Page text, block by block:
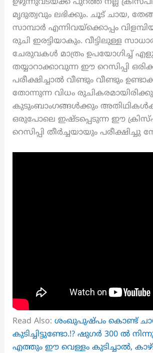
ഉഴുന്നുവടയ്ക്ക് പുറത്ത് നല്ല
മൃദുത്വവും ലഭിക്കും. ചൂട് ചായ,
സാമ്പാർ എന്നിവയ്‌ക്കൊപ്പം
രുചി ഇരട്ടിയാകും. വീട്ടിലുള്ള
ചേരുവകൾ മാത്രം ഉപയോഗിച്ച്
തയ്യാറാക്കാവുന്ന ഈ റെസിപ്പി
പരീക്ഷിച്ചാൽ വീണ്ടും വീണ്ടും
തോന്നുന്ന വിധം
കുടുംബാംഗങ്ങൾക്കും
ഒരുപോലെ ഇഷ്ടപ്പെടുന്ന ഈ
റെസിപ്പി തീർച്ചയായും പരീക്ഷിച്ചു
Read Also: ശംഖുപുഷ്പം കൊണ്ട് ചായ
കുടിച്ചിട്ടുണ്ടോ.!? ഷുഗർ 300 ൽ
എത്തും ഈ വെള്ളം കുടിച്ചാൽ,